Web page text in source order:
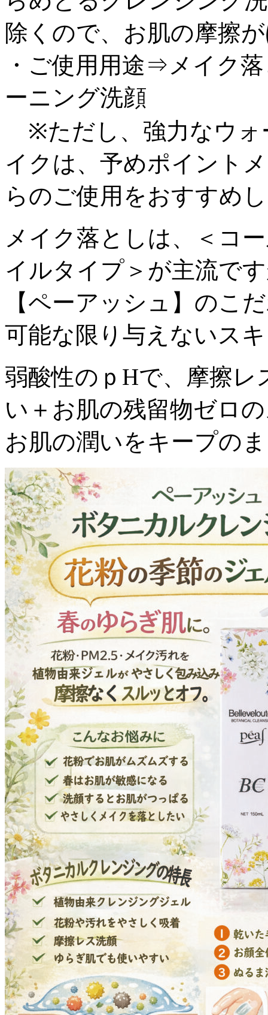
除くので、お肌の摩擦
・ご使用用途⇒メイク
ーニング洗顔
※ただし、強力なウォ
イクは、予めポイント
らのご使用をおすすめ
メイク落としは、＜コ
イルタイプ＞が主流で
【ペーアッシュ】のこ
可能な限り与えないス
弱酸性のｐHで、摩擦
い＋お肌の残留物ゼロ
お肌の潤いをキープの